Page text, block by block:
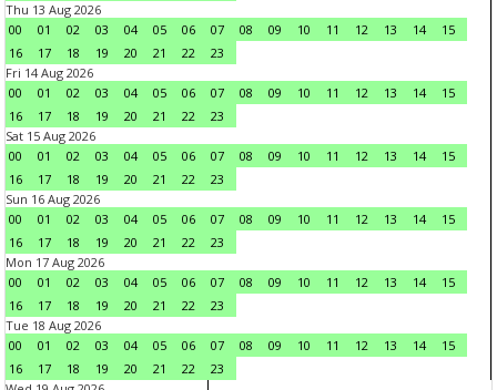
Thu 13 Aug 2026
00
01 02 03 04 05 06 07 08 09 10 11 12 13 14
15
16
17 18 19 20 21 22
23
Fri 14 Aug 2026
00
01 02 03 04 05 06 07 08 09 10 11 12 13 14
15
16
17 18 19 20 21 22
23
Sat 15 Aug 2026
00
01 02 03 04 05 06 07 08 09 10 11 12 13 14
15
16
17 18 19 20 21 22
23
Sun 16 Aug 2026
00
01 02 03 04 05 06 07 08 09 10 11 12 13 14
15
16
17 18 19 20 21 22
23
Mon 17 Aug 2026
00
01 02 03 04 05 06 07 08 09 10 11 12 13 14
15
16
17 18 19 20 21 22
23
Tue 18 Aug 2026
00
01 02 03 04 05 06 07 08 09 10 11 12 13 14
15
16
17 18 19 20 21 22
23